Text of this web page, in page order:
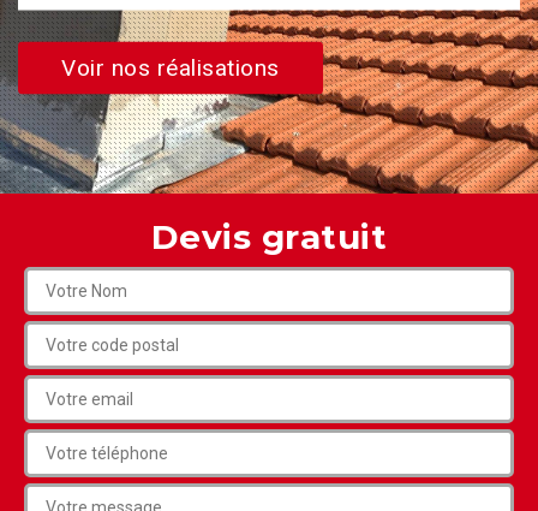
Voir nos réalisations
Devis gratuit